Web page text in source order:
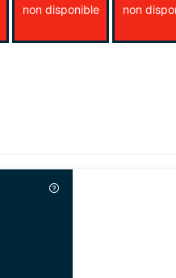
non disponible non